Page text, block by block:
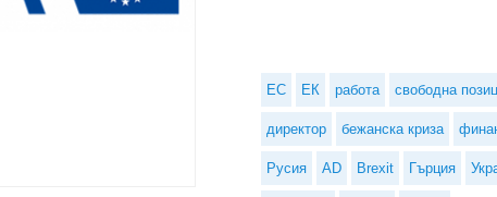
ЕС ЕК работа свободна
директор бежанска криза
Русия AD Brexit Гърция